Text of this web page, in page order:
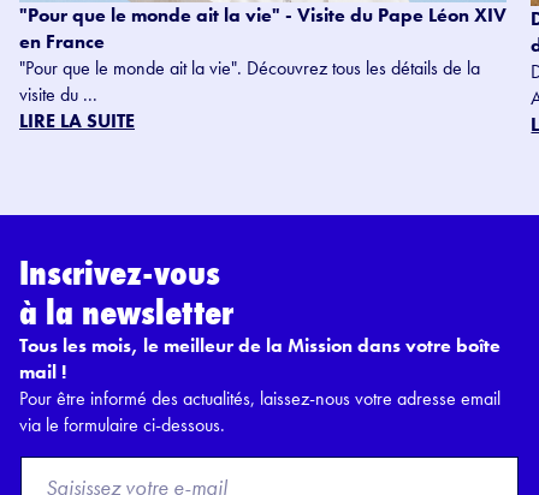
"Pour que le monde ait la vie" - Visite du Pape Léon XIV
en France
"Pour que le monde ait la vie". Découvrez tous les détails de la
visite du ...
LIRE LA SUITE
Inscrivez-vous
à la newsletter
Tous les mois, le meilleur de la Mission dans votre boîte
mail !
Pour être informé des actualités, laissez-nous votre adresse email
via le formulaire ci-dessous.